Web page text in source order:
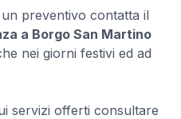
preventivo contatta il
a Borgo San Martino
nei giorni festivi ed ad
servizi offerti consultare